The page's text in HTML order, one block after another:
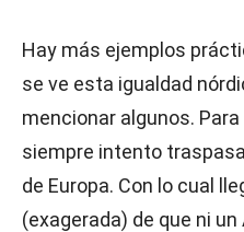
Hay más ejemplos
se ve esta igualdad
mencionar algunos.
siempre intento
de Europa. Con lo cual
(exagerada) de que ni